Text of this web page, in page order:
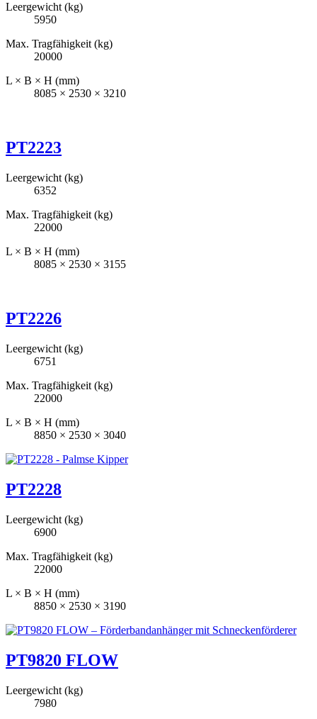
Leergewicht (kg)
5950
Max. Tragfähigkeit (kg)
20000
L × B × H (mm)
8085 × 2530 × 3210
PT2223
Leergewicht (kg)
6352
Max. Tragfähigkeit (kg)
22000
L × B × H (mm)
8085 × 2530 × 3155
PT2226
Leergewicht (kg)
6751
Max. Tragfähigkeit (kg)
22000
L × B × H (mm)
8850 × 2530 × 3040
PT2228
Leergewicht (kg)
6900
Max. Tragfähigkeit (kg)
22000
L × B × H (mm)
8850 × 2530 × 3190
PT9820 FLOW
Leergewicht (kg)
7980